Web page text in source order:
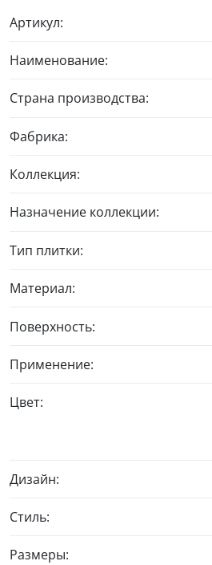
Артикул:
Наименование:
Страна производства:
Фабрика:
Коллекция:
Назначение коллекции:
Тип плитки:
Материал:
Поверхность:
Применение:
Цвет:
Дизайн:
Стиль:
Размеры: